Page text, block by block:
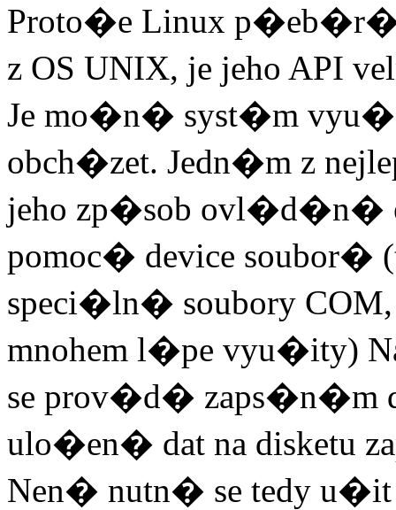
Proto�e Linux
z OS UNIX, je jeho API
Je mo�n� syst�m
obch�zet. Jedn�m z
jeho zp�sob
pomoc� device
speci�ln� soubory COM,
mnohem l�pe vyu�ity)
se prov�d� zaps�n�m
ulo�en� dat na disketu
Nen� nutn� se tedy